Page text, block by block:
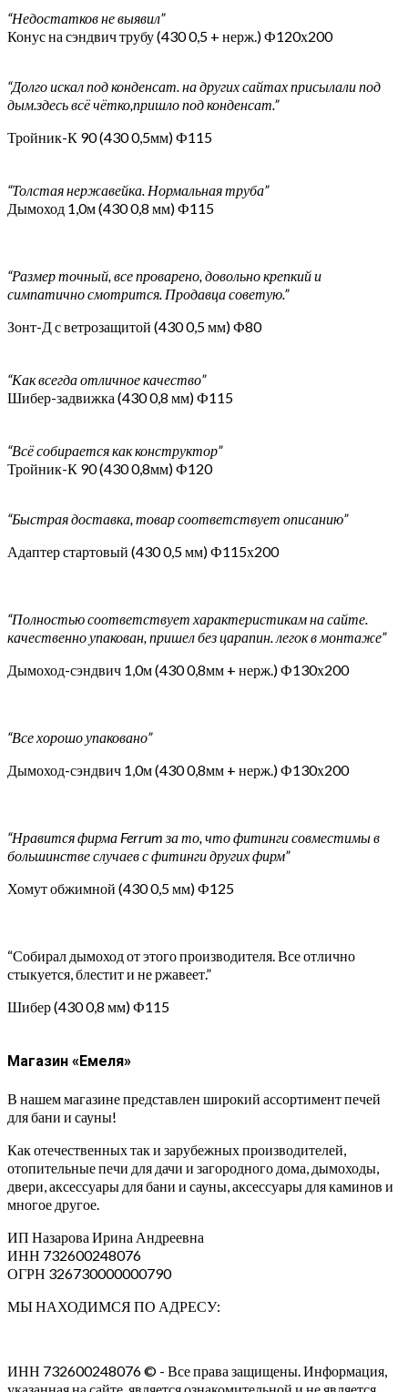
“Недостатков не выявил”
Конус на сэндвич трубу (430 0,5 + нерж.) Ф120х200
“Долго искал под конденсат. на других сайтах присылали под
дым.здесь всё чётко,пришло под конденсат.”
Тройник-К 90 (430 0,5мм) Ф115
“Толстая нержавейка. Нормальная труба”
Дымоход 1,0м (430 0,8 мм) Ф115
“Размер точный, все проварено, довольно крепкий и
симпатично смотрится. Продавца советую.”
Зонт-Д с ветрозащитой (430 0,5 мм) Ф80
“Как всегда отличное качество”
Шибер-задвижка (430 0,8 мм) Ф115
“Всё собирается как конструктор”
Тройник-К 90 (430 0,8мм) Ф120
“Быстрая доставка, товар соответствует описанию”
Адаптер стартовый (430 0,5 мм) Ф115х200
“Полностью соответствует характеристикам на сайте.
качественно упакован, пришел без царапин. легок в монтаже”
Дымоход-сэндвич 1,0м (430 0,8мм + нерж.) Ф130х200
“Все хорошо упаковано”
Дымоход-сэндвич 1,0м (430 0,8мм + нерж.) Ф130х200
“Нравится фирма Ferrum за то, что фитинги совместимы в
большинстве случаев с фитинги других фирм”
Хомут обжимной (430 0,5 мм) Ф125
“Собирал дымоход от этого производителя. Все отлично
стыкуется, блестит и не ржавеет.”
Шибер (430 0,8 мм) Ф115
Магазин «Емеля»
В нашем магазине представлен широкий ассортимент печей
для бани и сауны!
Как отечественных так и зарубежных производителей,
отопительные печи для дачи и загородного дома, дымоходы,
двери, аксессуары для бани и сауны, аксессуары для каминов и
многое другое.
ИП Назарова Ирина Андреевна⁠
ИНН 732600248076
ОГРН 326730000000790
МЫ НАХОДИМСЯ ПО АДРЕСУ:
ИНН 732600248076 © - Все права защищены. Информация,
указанная на сайте, является ознакомительной и не является